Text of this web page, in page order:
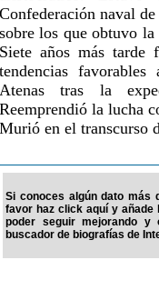
Confederación naval
sobre los que obtuvo
Siete años más tarde
tendencias
Atenas tras la
Reemprendió la lucha
Murió en el transcurso
Si conoces algún dato más
favor haz click aquí y
poder seguir mejorando y
buscador de biografías de